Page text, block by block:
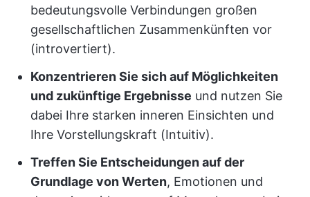
bedeutungsvolle Verbindungen großen
gesellschaftlichen Zusammenkünften vor
(introvertiert).
Konzentrieren Sie sich auf Möglichkeiten
und zukünftige Ergebnisse und nutzen Sie
dabei Ihre starken inneren Einsichten und
Ihre Vorstellungskraft (Intuitiv).
Treffen Sie Entscheidungen auf der
Grundlage von Werten, Emotionen und